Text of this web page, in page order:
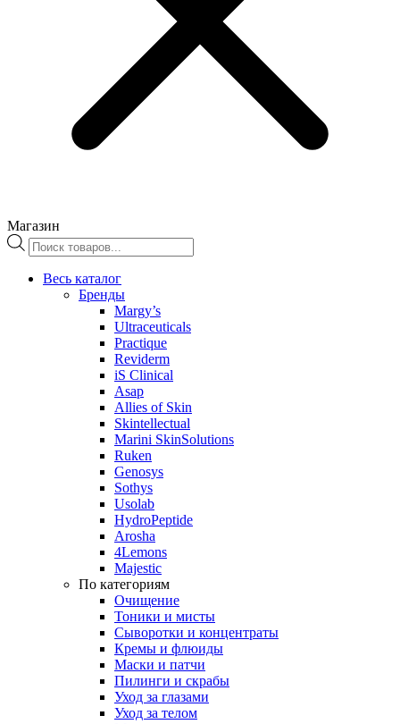
Магазин
Поиск
товаров
Весь каталог
Бренды
Margy’s
Ultraceuticals
Practique
Reviderm
iS Clinical
Asap
Allies of Skin
Skintellectual
Marini SkinSolutions
Ruken
Genosys
Sothys
Usolab
HydroPeptide
Arosha
4Lemons
Majestic
По категориям
Очищение
Тоники и мисты
Сыворотки и концентраты
Кремы и флюиды
Маски и патчи
Пилинги и скрабы
Уход за глазами
Уход за телом